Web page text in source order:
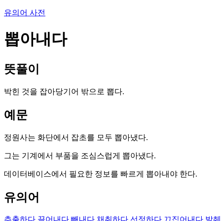
유의어 사전
뽑아내다
뜻풀이
박힌 것을 잡아당기어 밖으로 뽑다.
예문
정원사는 화단에서 잡초를 모두 뽑아냈다.
그는 기계에서 부품을 조심스럽게 뽑아냈다.
데이터베이스에서 필요한 정보를 빠르게 뽑아내야 한다.
유의어